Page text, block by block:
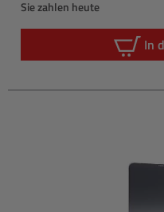
Sie zahlen heute
In